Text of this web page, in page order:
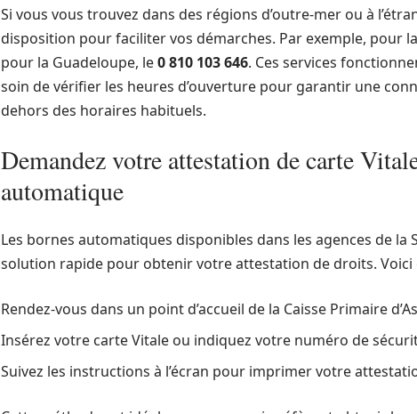
Si vous vous trouvez dans des régions d’outre-mer ou à
disposition pour faciliter vos démarches. Par exemple, pour
pour la Guadeloupe, le0 810 103 646. Ces services
soin de vérifier les heures d’ouverture pour garantir une
dehors des horaires habituels.
Demandez votre attestation de carte
automatique
Les bornes automatiques disponibles dans les agences de
solution rapide pour obtenir votre attestation de droits.
Rendez-vous dans un point d’accueil de la Caisse Primaire
Insérez votre carte Vitale ou indiquez votre numéro de
Suivez les instructions à l’écran pour imprimer votre